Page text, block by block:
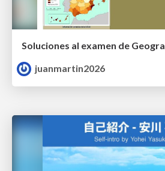
juanmartin2026